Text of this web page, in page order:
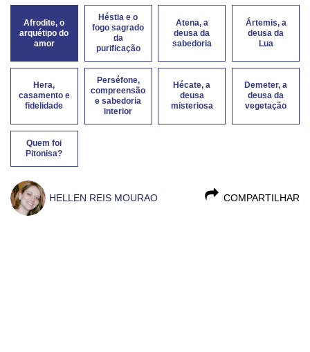
Afrodite, o
arquétipo do
amor
Héstia e o
fogo sagrado
da
purificação
Atena, a
deusa da
sabedoria
Ártemis, a
deusa da
Lua
Hera,
casamento e
fidelidade
Perséfone,
compreensão
e sabedoria
interior
Hécate, a
deusa
misteriosa
Demeter, a
deusa da
vegetação
Quem foi
Pitonisa?
COMPARTILHAR
HELLEN REIS MOURAO